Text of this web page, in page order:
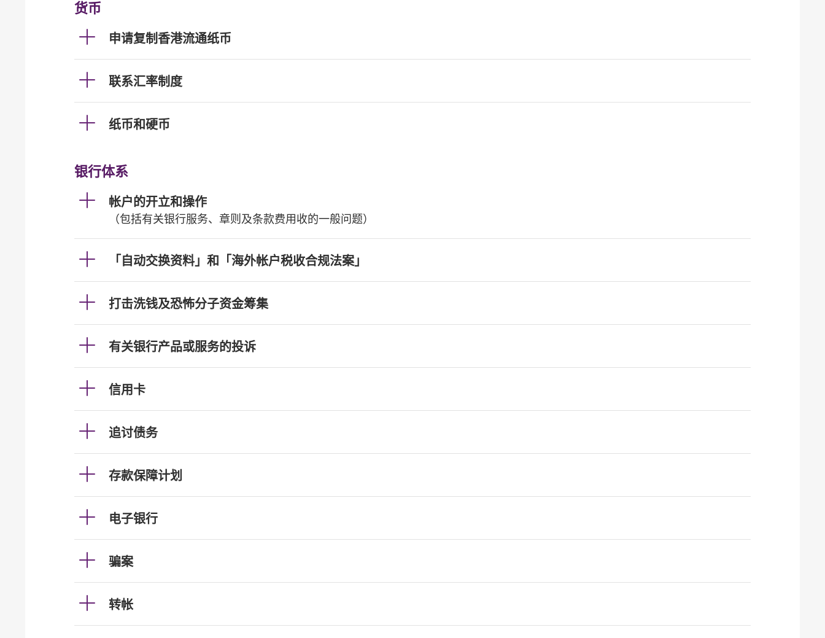
货币
申请复制香港流通纸币
联系汇率制度
纸币和硬币
银行体系
帐户的开立和操作
（包括有关银行服务、章则及条款费用收的一般问题）
「自动交换资料」和「海外帐户税收合规法案」
打击洗钱及恐怖分子资金筹集
有关银行产品或服务的投诉
信用卡
追讨债务
存款保障计划
电子银行
骗案
转帐